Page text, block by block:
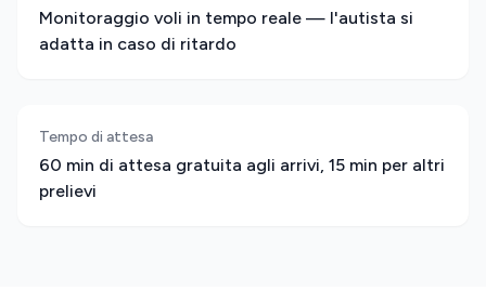
Monitoraggio voli in tempo reale — l'autista si
adatta in caso di ritardo
Tempo di attesa
60 min di attesa gratuita agli arrivi, 15 min per altri
prelievi